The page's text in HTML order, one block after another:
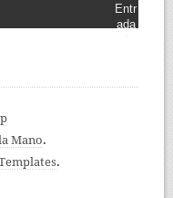
Entr
ada
Mano.
.